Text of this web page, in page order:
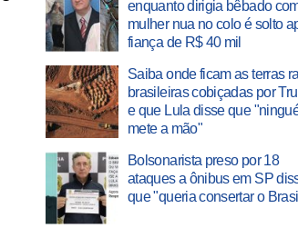
enquanto dirigia bêbado
mulher nua no colo é solto
fiança de R$ 40 mil
Saiba onde ficam as terras
brasileiras cobiçadas por
e que Lula disse que
mete a mão"
Bolsonarista preso por 18
ataques a ônibus em SP
que "queria consertar o